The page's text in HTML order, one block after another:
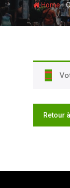
Home-
Retour